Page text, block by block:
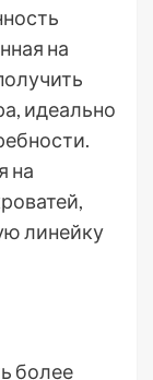
на
идеально
на
линейку
более